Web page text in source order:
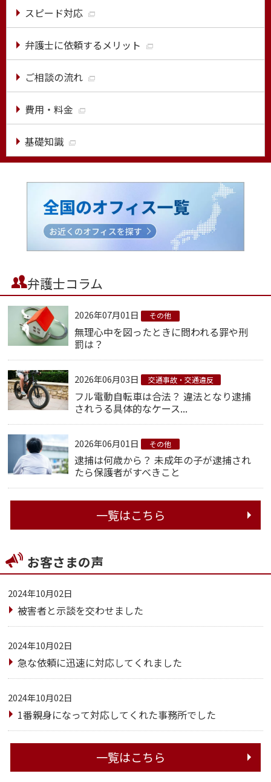
スピード対応
弁護士に依頼するメリット
ご相談の流れ
費用・料金
基礎知識
弁護士コラム
2026年07月01日 その他
無理心中を図ったときに問われる罪や刑
罰は？
2026年06月03日 交通事故・交通違反
フル電動自転車は合法？ 違法となり逮捕
されうる具体的なケース...
2026年06月01日 その他
逮捕は何歳から？ 未成年の子が逮捕され
たら保護者がすべきこと
一覧はこちら
お客さまの声
2024年10月02日
被害者と示談を交わせました
2024年10月02日
急な依頼に迅速に対応してくれました
2024年10月02日
1番親身になって対応してくれた事務所でした
一覧はこちら